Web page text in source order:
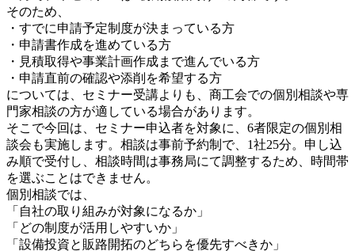
そのため、
・すでに申請予定制度が決まっている方
・申請書作成を進めている方
・見積取得や事業計画作成まで進んでいる方
・申請直前の確認や添削を希望する方
については、セミナー受講よりも、商工会での個別相談や専
門家相談の方が適している場合があります。
そこで今回は、セミナー申込者を対象に、6者限定の個別相
談会も実施します。相談は事前予約制で、1社25分。申し込
み順で受付し、相談時間は事務局にて調整するため、時間帯
を選ぶことはできません。
個別相談では、
「自社の取り組みが対象になるか」
「どの制度が活用しやすいか」
「設備投資と販路開拓のどちらを優先すべきか」